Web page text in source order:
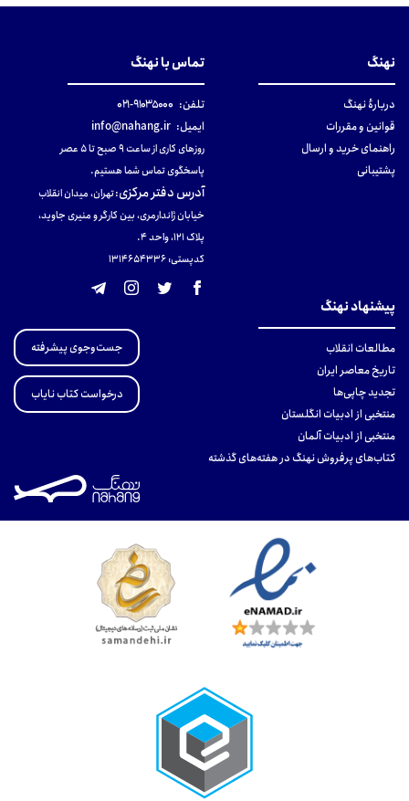
نهنگ
دربارهٔ نهنگ
قوانین و مقررات
راهنمای خرید و ارسال
پشتیبانی
تماس با نهنگ
تلفن: ۹۱۰۳۵۰۰۰-۰۲۱
ایمیل: info@nahang.ir
روزهای کاری از ساعت ۹ صبح تا ۵ عصر
پاسخگوی تماس شما هستیم.
آدرس دفتر مرکزی:تهران، میدان انقلاب
خیابان ژاندارمری، بین کارگر و منیری جاوید،
پلاک 121، واحد ۴.
کدپستی: 131465433۶
پیشنهاد نهنگ
مطالعات انقلاب
تاریخ معاصر ایران
تجدید چاپی‌ها
منتخبی از ادبیات انگلستان
منتخبی از ادبیات آلمان
کتاب‌های پرفروش نهنگ در هفته‌های گذشته
جست‌وجوی پیشرفته
درخواست کتاب نایاب